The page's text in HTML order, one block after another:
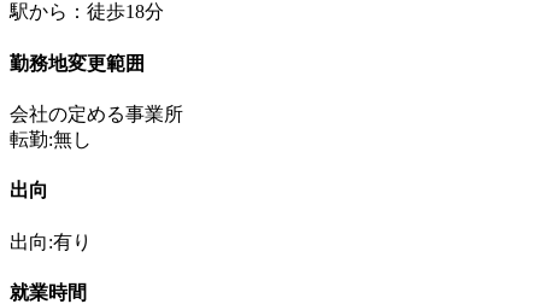
駅から：徒歩18分
勤務地変更範囲
会社の定める事業所
転勤:無し
出向
出向:有り
就業時間